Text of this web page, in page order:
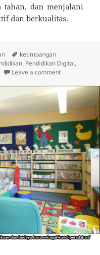
tahan, dan menjalani
dan berkualitas.
Tags
ketimpangan
, Pendidikan Digital,
Leave a commenton